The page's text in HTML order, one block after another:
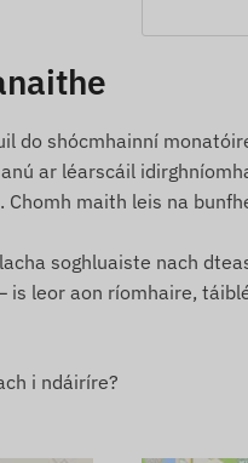
do shócmhainní
ar léarscáil
maith leis na
soghluaiste nach
leor aon ríomhaire,
i ndáiríre?